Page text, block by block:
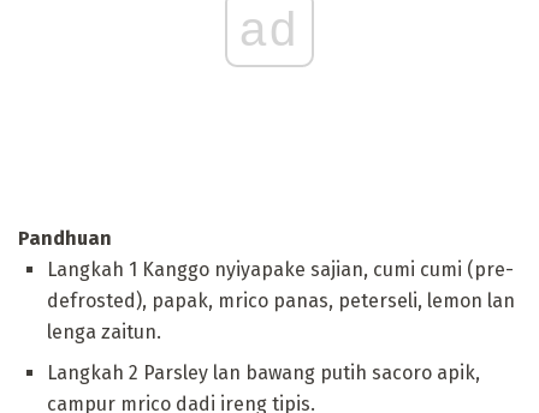
ad
Pandhuan
Langkah 1 Kanggo nyiyapake sajian, cumi cumi (pre-
defrosted), papak, mrico panas, peterseli, lemon lan
lenga zaitun.
Langkah 2 Parsley lan bawang putih sacoro apik,
campur mrico dadi ireng tipis.